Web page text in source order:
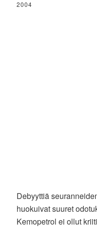
2004
Debyyttiä
huokuivat suuret
Kemopetrol ei ollut